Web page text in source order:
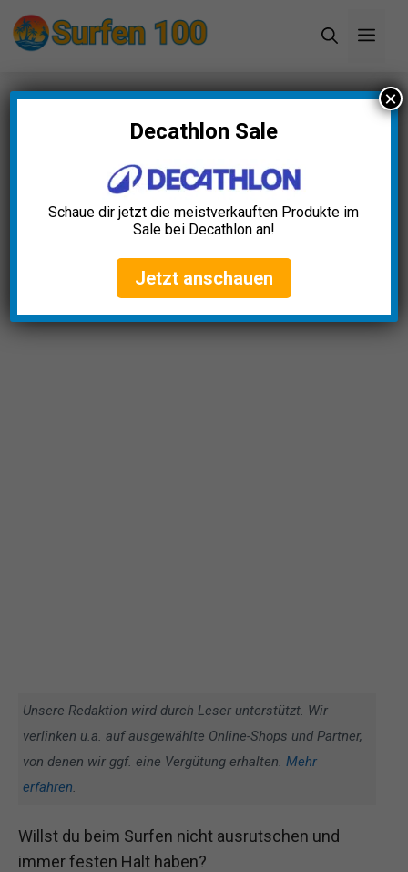
Zum
Inhalt
Startseite»Blog»Surf-Socken Antirutsch Test:
Die 10 besten (Bestenliste)
Surf-Socken Antirutsch Test:
Die 10 besten (Bestenliste)
April 23, 2025
Unsere Redaktion wird durch Leser unterstützt. Wir
verlinken u.a. auf ausgewählte Online-Shops und Partner,
von denen wir ggf. eine Vergütung erhalten. Mehr
erfahren.
Willst du beim Surfen nicht ausrutschen und
immer festen Halt haben?
Decathlon Sale
Schaue dir jetzt die meistverkauften Produkte im
Sale bei Decathlon an!
Jetzt anschauen
×